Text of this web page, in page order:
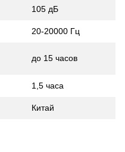
105 дБ
20-20000 Гц
до 15 часов
1,5 часа
Китай